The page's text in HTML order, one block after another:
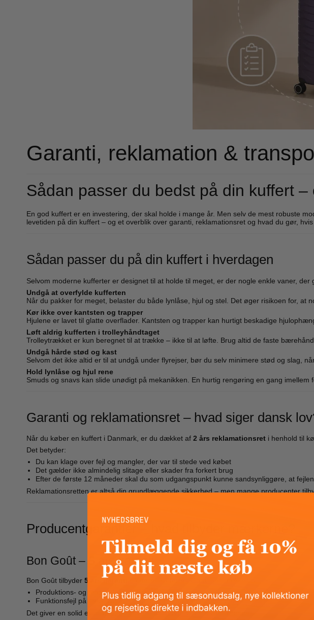
Enrico Benetti
Enrico Benetti kufferter
Enrico Benetti rygsække
Like it a lot
Like it a lot rygsække
Travelite
Travelite tasker og rygsække
Travelite tilbehør
Verage
Verage tilbehør
Garanti, reklamation &
Sådan passer du bedst på din kuffert
En god kuffert er en investering, der skal holde i mange år. Men selv de mest robuste
levetiden på din kuffert – og et overblik over garanti, reklamationsret og hvad du gør,
Sådan passer du på din kuffert i hverdagen
Selvom moderne kufferter er designet til at holde til meget, er der nogle enkle vaner, der
Undgå at overfylde kufferten
Når du pakker for meget, belaster du både lynlåse, hjul og stel. Det øger risikoen for,
Kør ikke over kantsten og trapper
Hjulene er lavet til glatte overflader. Kantsten og trapper kan hurtigt beskadige
Løft aldrig kufferten i trolleyhåndtaget
Trolleytrækket er kun beregnet til at trække – ikke til at løfte. Brug altid de faste
Undgå hårde stød og kast
Selvom det ikke altid er til at undgå under flyrejser, bør du selv minimere stød og slag,
Hold lynlåse og hjul rene
Smuds og snavs kan slide unødigt på mekanikken. En hurtig rengøring en gang imellem
Garanti og reklamationsret – hvad siger dansk
Når du køber en kuffert i Danmark, er du dækket af 2 års reklamationsret i henhold til
Det betyder:
Du kan klage over fejl og mangler, der var til stede ved købet
Det gælder ikke almindelig slitage eller skader fra forkert brug
Efter de første 12 måneder skal du som udgangspunkt kunne sandsynliggøre, at
Reklamationsretten er altså din grundlæggende sikkerhed – men mange producenter
Producentgarantier – hvad tilbyder mærkerne?
Bon Goût – 5 års garanti
Bon Goût tilbyder 5 års garanti
Produktions- og materialefejl
Funktionsfejl på f.eks. lynlåse, hjul og håndtag ved normal brug
Det giver en solid ekstra tryghed oven i den lovpligtige reklamationsret.